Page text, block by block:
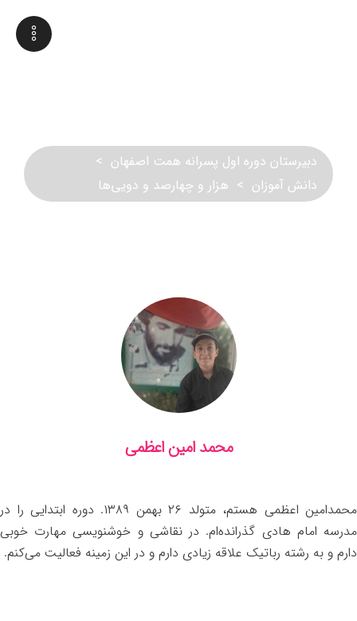
دبیرستان دوره اول پسرانه همت اصفهان >
دانش آموزان > هزار و چهارصد و دویی‌ها
محمد امین اعظمی
محمدامین اعظمی هستم، متولد ۲۶ بهمن ۱۳۸۹. دوره ابتدایی را در
مدرسه امام هادی گذرانده‌ام. در نقاشی و خوشنویسی مهارت خوبی
دارم و به رشته رباتیک علاقه زیادی دارم و در این زمینه فعالیت می‌کنم.